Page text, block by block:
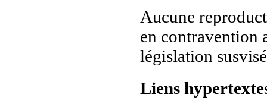
Aucune
en contravention
législation
Liens